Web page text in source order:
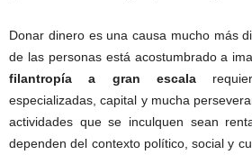
Donar dinero es una causa mucho más
de las personas está acostumbrado a
filantropía a gran escala
especializadas, capital y mucha
actividades que se inculquen sean
dependen del contexto político, social y